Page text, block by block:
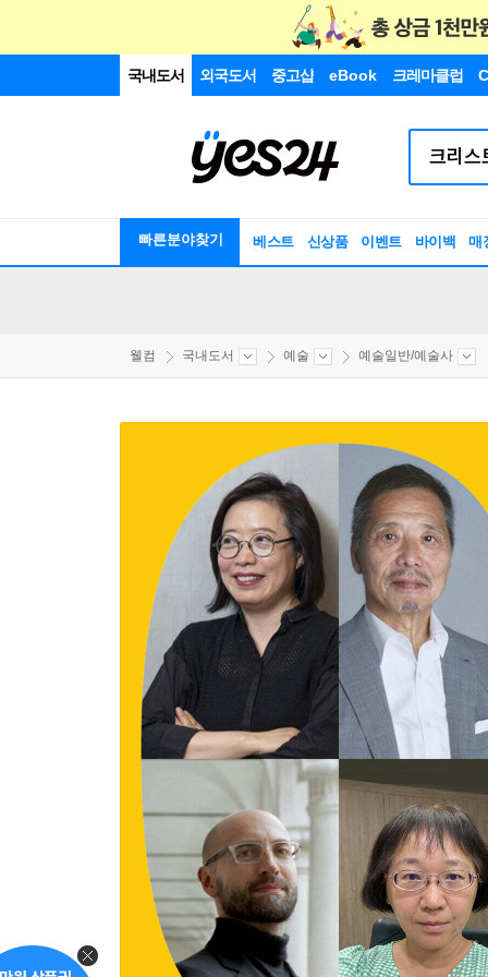
국내도서 외국도서 중고샵 eBook 크레마클럽
빠른분야찾기 베스트 신상품 이벤트 바이백 매
웰컴 국내도서 예술 예술일반/예술사